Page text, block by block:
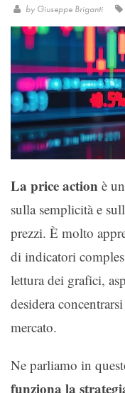
by Giuseppe Briganti
La price action è
sulla semplicità e
prezzi. È molto
di indicatori
lettura dei grafici,
desidera
mercato.
Ne parliamo in
funziona la